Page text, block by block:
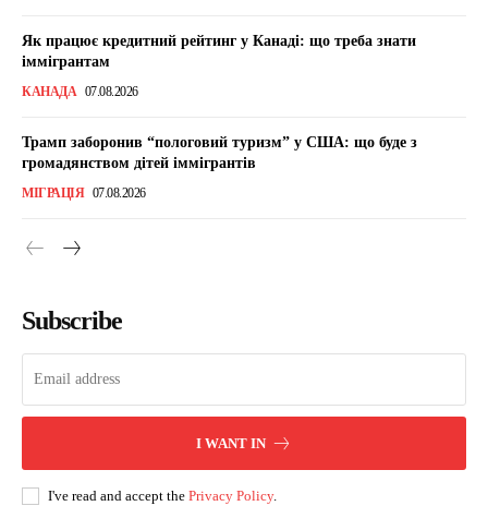
Як працює кредитний рейтинг у Канаді: що треба знати
іммігрантам
КАНАДА 07.08.2026
Трамп заборонив “пологовий туризм” у США: що буде з
громадянством дітей іммігрантів
МІГРАЦІЯ 07.08.2026
Subscribe
I WANT IN
I've read and accept the Privacy Policy.